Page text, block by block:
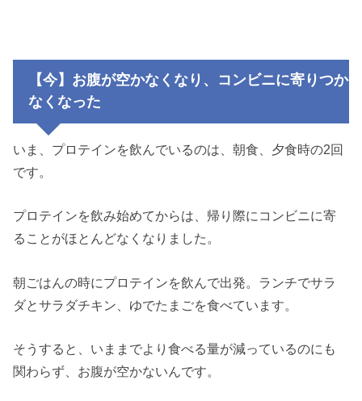
【今】お腹が空かなくなり、コンビニに寄りつか
なくなった
いま、プロテインを飲んでいるのは、朝食、夕食時の2回
です。
プロテインを飲み始めてからは、帰り際にコンビニに寄
ることがほとんどなくなりました。
朝ごはんの時にプロテインを飲んで出発。ランチでサラ
ダとサラダチキン、ゆでたまごを食べています。
そうすると、いままでより食べる量が減っているのにも
関わらず、お腹が空かないんです。